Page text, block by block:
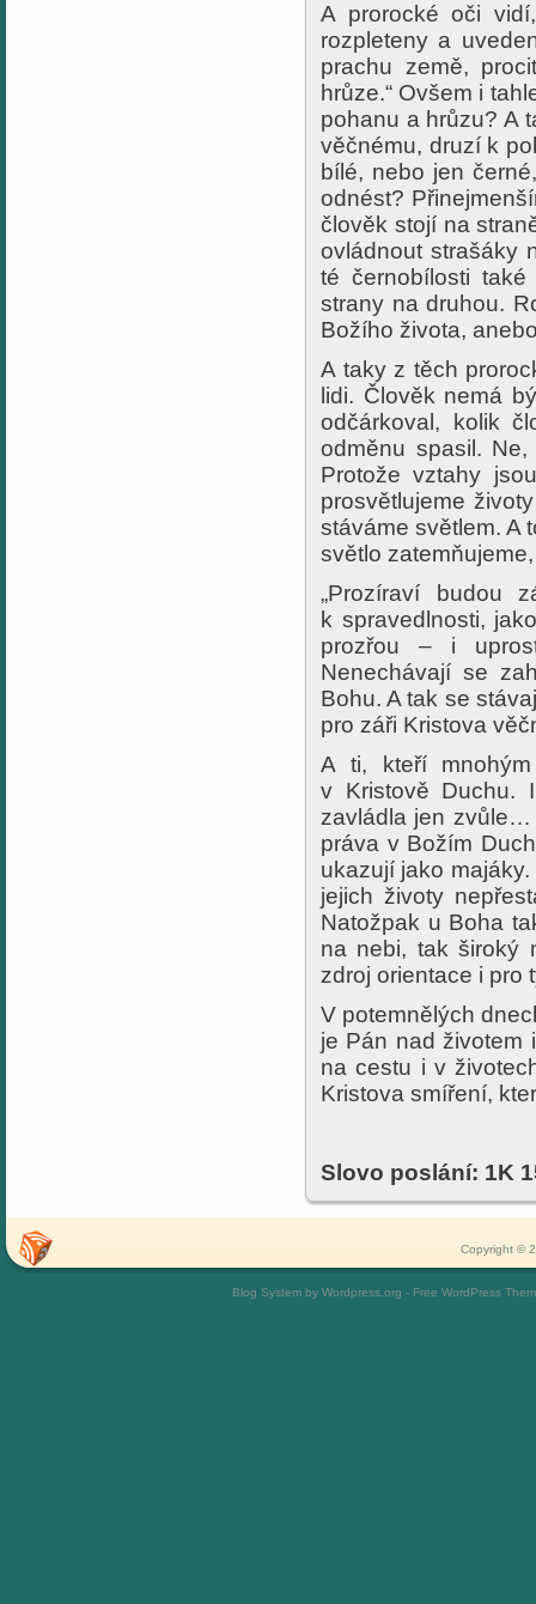
A prorocké oči
rozpleteny a
prachu země,
hrůze.“ Ovšem i
pohanu a hrůzu? A
věčnému, druzí k
bílé, nebo jen
odnést?
člověk stojí na
ovládnout strašáky
té černobílosti
strany na druhou.
Božího života,
A taky z těch
lidi. Člověk nemá
odčárkoval, kolik
odměnu spasil.
Protože vztahy
prosvětlujeme
stáváme světlem. A
světlo
„Prozíraví budou
k spravedlnosti,
prozřou – i
Nenechávají se
Bohu. A tak se
pro záři Kristova
A ti, kteří
v Kristově Duchu.
zavládla jen zvůle…
práva v Božím
ukazují jako
jejich životy
Natožpak u Boha
na nebi, tak široký
zdroj orientace i pro
V potemnělých
je Pán nad životem
na cestu i v
Kristova smíření,
Slovo poslání: 1K
Copyright ©
Blog System by Wordpress.org - Free WordPress